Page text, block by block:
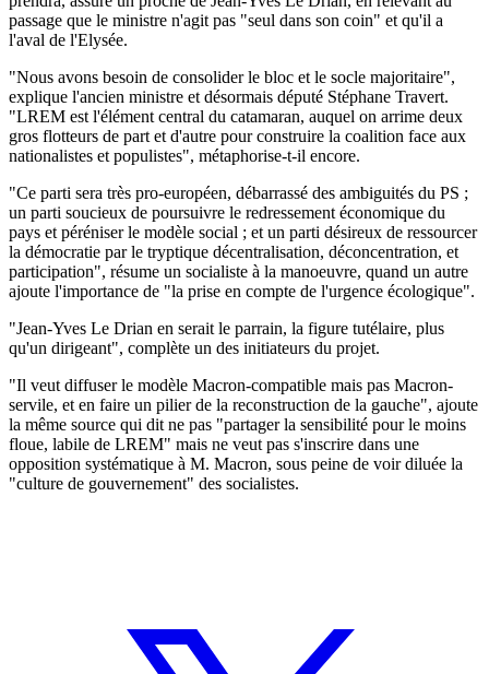
passage que le ministre n'agit pas "seul dans son coin" et qu'il a
l'aval de l'Elysée.
"Nous avons besoin de consolider le bloc et le socle majoritaire",
explique l'ancien ministre et désormais député Stéphane Travert.
"LREM est l'élément central du catamaran, auquel on arrime deux
gros flotteurs de part et d'autre pour construire la coalition face aux
nationalistes et populistes", métaphorise-t-il encore.
"Ce parti sera très pro-européen, débarrassé des ambiguités du PS ;
un parti soucieux de poursuivre le redressement économique du
pays et péréniser le modèle social ; et un parti désireux de ressourcer
la démocratie par le tryptique décentralisation, déconcentration, et
participation", résume un socialiste à la manoeuvre, quand un autre
ajoute l'importance de "la prise en compte de l'urgence écologique".
"Jean-Yves Le Drian en serait le parrain, la figure tutélaire, plus
qu'un dirigeant", complète un des initiateurs du projet.
"Il veut diffuser le modèle Macron-compatible mais pas Macron-
servile, et en faire un pilier de la reconstruction de la gauche", ajoute
la même source qui dit ne pas "partager la sensibilité pour le moins
floue, labile de LREM" mais ne veut pas s'inscrire dans une
opposition systématique à M. Macron, sous peine de voir diluée la
"culture de gouvernement" des socialistes.